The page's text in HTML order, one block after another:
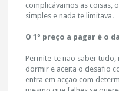
complicávamos as coisas,
simples e nada te limitava.
O 1º preço a pagar é o
Permite-te não saber tudo,
dormir e aceita o desafio
entra em acção com